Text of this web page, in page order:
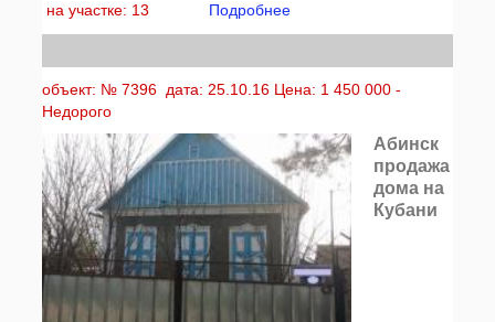
на участке: 13
Подробнее
объект: № 7396 дата: 25.10.16 Цена: 1 450 000 -
Недорого
Абинск
продажа
дома на
Кубани